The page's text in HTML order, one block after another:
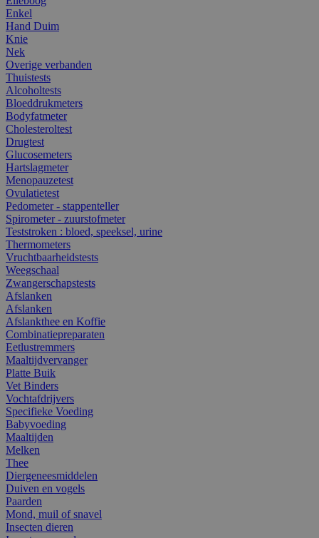
Enkel
Hand Duim
Knie
Nek
Overige verbanden
Thuistests
Alcoholtests
Bloeddrukmeters
Bodyfatmeter
Cholesteroltest
Drugtest
Glucosemeters
Hartslagmeter
Menopauzetest
Ovulatietest
Pedometer - stappenteller
Spirometer - zuurstofmeter
Teststroken : bloed, speeksel, urine
Thermometers
Vruchtbaarheidstests
Weegschaal
Zwangerschapstests
Afslanken
Afslanken
Afslankthee en Koffie
Combinatiepreparaten
Eetlustremmers
Maaltijdvervanger
Platte Buik
Vet Binders
Vochtafdrijvers
Specifieke Voeding
Babyvoeding
Maaltijden
Melken
Thee
Diergeneesmiddelen
Duiven en vogels
Paarden
Mond, muil of snavel
Insecten dieren